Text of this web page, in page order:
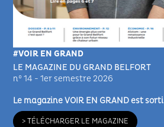
#VOIR EN GRAND
LE MAGAZINE DU GRAND BELFORT
n° 14 - 1er semestre 2026
Le magazine VOIR EN GRAND est sorti
> TÉLÉCHARGER LE MAGAZINE